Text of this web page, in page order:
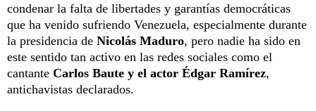
condenar la falta de libertades y garantías democráticas
que ha venido sufriendo Venezuela, especialmente durante
la presidencia de Nicolás Maduro, pero nadie ha sido en
este sentido tan activo en las redes sociales como el
cantante Carlos Baute y el actor Édgar Ramírez,
antichavistas declarados.